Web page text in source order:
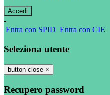
-
Entra con SPID Entra con CIE
Seleziona utente
button close ×
Recupero password